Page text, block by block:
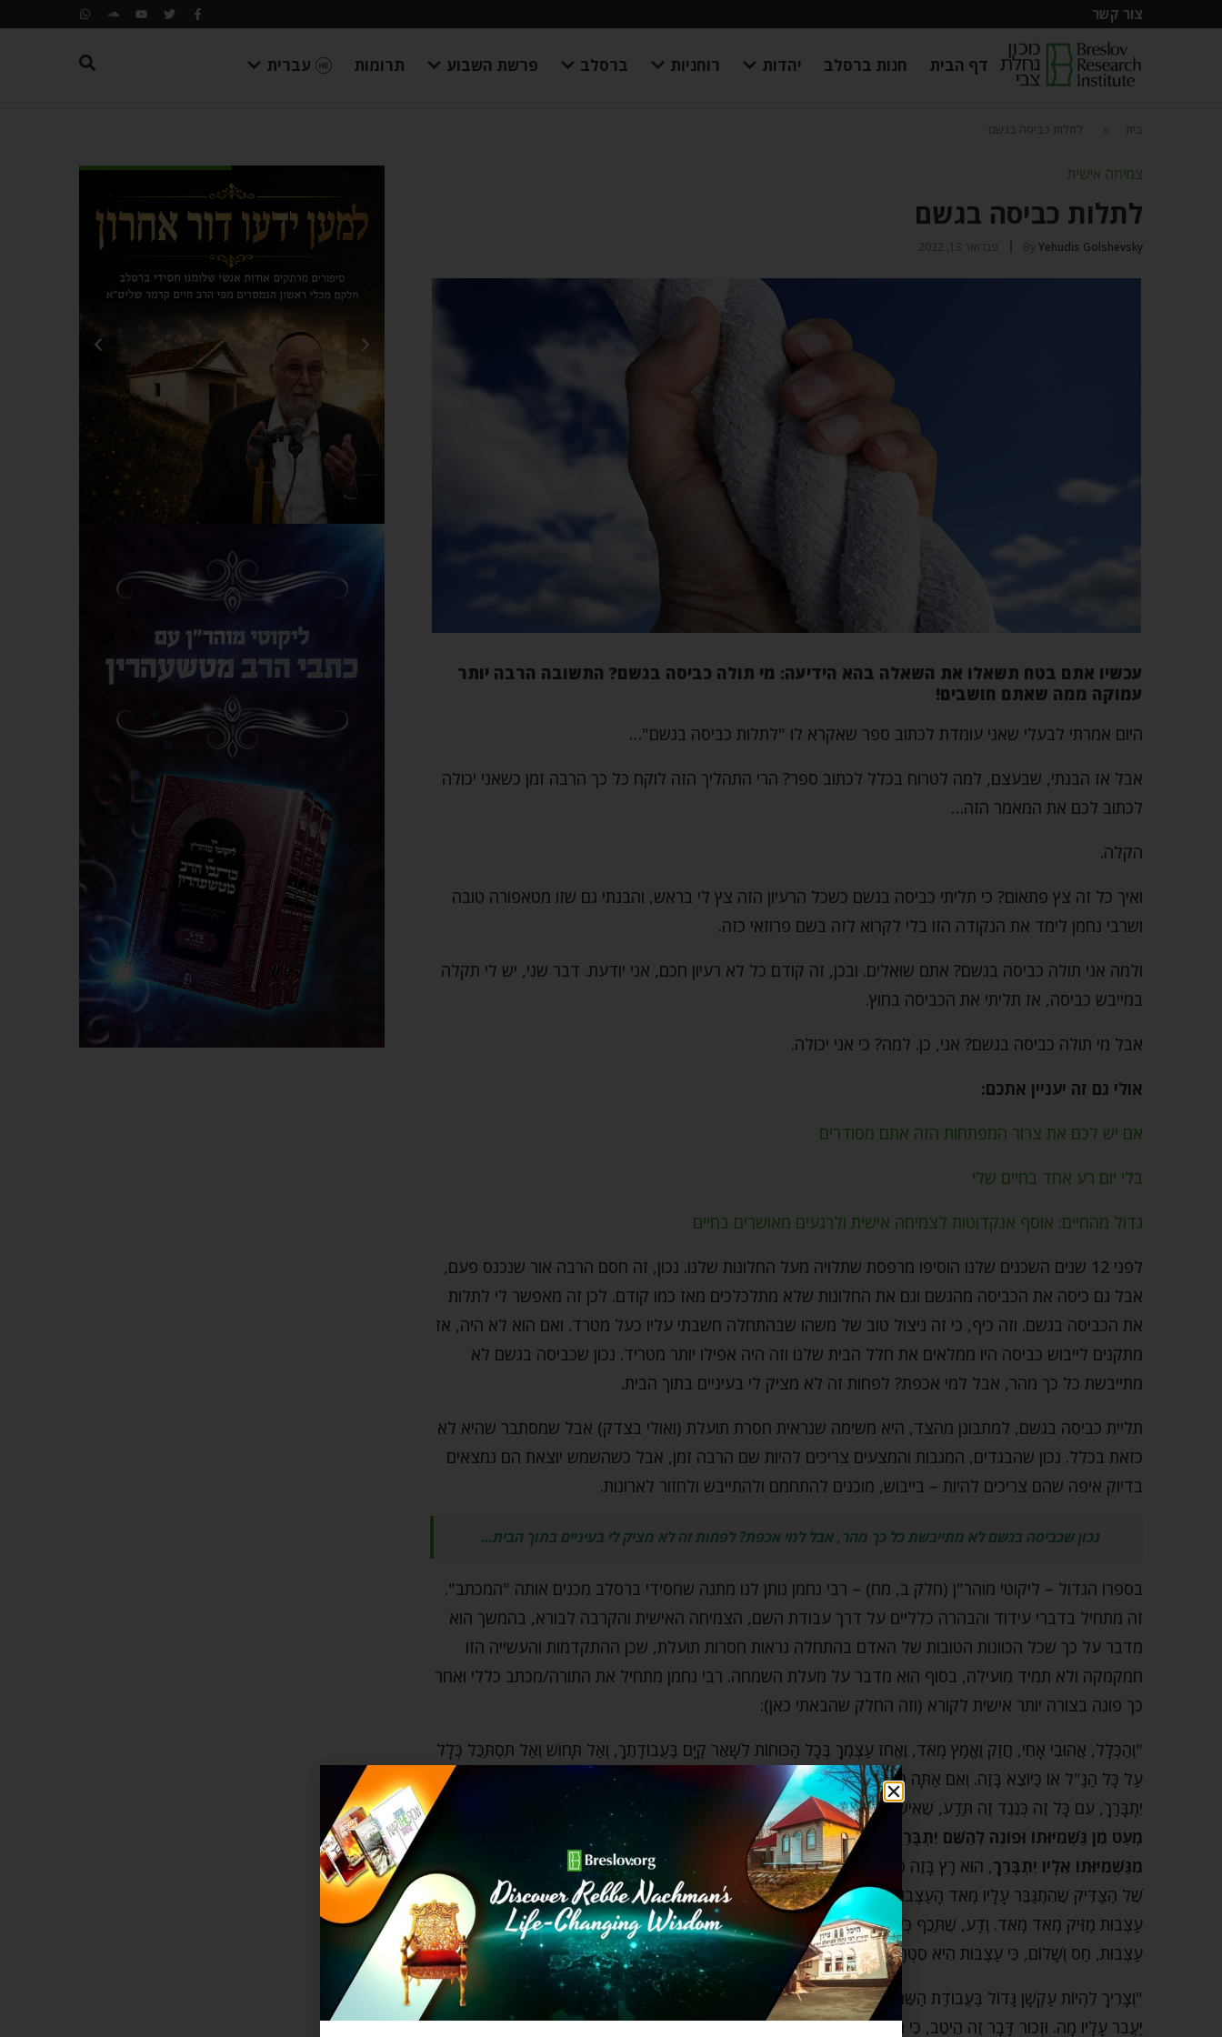
צור קשר
דף הבית חנות ברסלב יהדות רוחניות ברסלב פרשת השבוע תרומות עברית
בית לתלות כביסה בגשם
צמיחה אישית
לתלות כביסה בגשם
By Yehudis Golshevsky פברואר 13, 2022
עכשיו אתם בטח תשאלו את השאלה בהא הידיעה: מי תולה כביסה בגשם? התשובה הרבה יותר
עמוקה ממה שאתם חושבים!
היום אמרתי לבעלי שאני עומדת לכתוב ספר שאקרא לו "לתלות כביסה בגשם"…
אבל אז הבנתי, שבעצם, למה לטרוח בכלל לכתוב ספר? הרי התהליך הזה לוקח כל כך הרבה זמן כשאני יכולה
לכתוב לכם את המאמר הזה…
הקלה.
ואיך כל זה צץ פתאום? כי תליתי כביסה בגשם כשכל הרעיון הזה צץ לי בראש, והבנתי גם שזו מטאפורה טובה
ושרבי נחמן לימד את הנקודה הזו בלי לקרוא לזה בשם פרוזאי כזה.
ולמה אני תולה כביסה בגשם? אתם שואלים. ובכן, זה קודם כל לא רעיון חכם, אני יודעת. דבר שני, יש לי תקלה
במייבש כביסה, אז תליתי את הכביסה בחוץ.
אבל מי תולה כביסה בגשם? אני, כן. למה? כי אני יכולה.
אולי גם זה יעניין אתכם:
אם יש לכם את צרור המפתחות הזה אתם מסודרים
בלי יום רע אחד בחיים שלי
גדול מהחיים: אוסף אנקדוטות לצמיחה אישית ולרגעים מאושרים בחיים
לפני 12 שנים השכנים שלנו הוסיפו מרפסת שתלויה מעל החלונות שלנו. נכון, זה חסם הרבה אור שנכנס פעם,
אבל גם כיסה את הכביסה מהגשם וגם את החלונות שלא מתלכלכים מאז כמו קודם. לכן זה מאפשר לי לתלות
את הכביסה בגשם. וזה כיף, כי זה ניצול טוב של משהו שבהתחלה חשבתי עליו כעל מטרד. ואם הוא לא היה, אז
מתקנים לייבוש כביסה היו ממלאים את חלל הבית שלנו וזה היה אפילו יותר מטריד. נכון שכביסה בגשם לא
מתייבשת כל כך מהר, אבל למי אכפת? לפחות זה לא מציק לי בעיניים בתוך הבית.
תליית כביסה בגשם, למתבונן מהצד, היא משימה שנראית חסרת תועלת (ואולי בצדק) אבל שמסתבר שהיא לא
כזאת בכלל. נכון שהבגדים, המגבות והמצעים צריכים להיות שם הרבה זמן, אבל כשהשמש יוצאת הם נמצאים
בדיוק איפה שהם צריכים להיות – בייבוש, מוכנים להתחמם ולהתייבש ולחזור לארונות.
נכון שכביסה בגשם לא מתייבשת כל כך מהר, אבל למי אכפת? לפחות זה לא מציק לי בעיניים בתוך הבית…
בספרו הגדול – ליקוטי מוהר"ן (חלק ב, מח) – רבי נחמן נותן לנו מתנה שחסידי ברסלב מכנים אותה "המכתב".
זה מתחיל בדברי עידוד והבהרה כלליים על דרך עבודת השם, הצמיחה האישית והקרבה לבורא, בהמשך הוא
מדבר על כך שכל הכוונות הטובות של האדם בהתחלה נראות חסרות תועלת, שכן ההתקדמות והעשייה הזו
חמקמקה ולא תמיד מועילה, בסוף הוא מדבר על מעלת השמחה. רבי נחמן מתחיל את התורה/מכתב כללי ואחר
כך פונה בצורה יותר אישית לקורא (וזה החלק שהבאתי כאן):
"וְהַכְּלָל, אֲהוּבִי אָחִי, חֲזַק וֶאֱמַץ מְאֹד, וֶאֱחֹז עַצְמְךָ בְּכָל הַכֹּוחוֹת לִשָּׁאֵר קַיָּם בַּעֲבוֹדָתֶךָ, וְאַל תָּחוּשׁ וְאַל תִּסְתַּכֵּל כְּלָל
עַל כָּל הַנַּ"ל אוֹ כַּיּוֹצֵא בָּזֶה. וְאִם אַתָּה רָחוֹק מְאֹד מְאֹד מִמֶּנּוּ יִתְבָּרַךְ, וְנִדְמֶה לְךָ, שֶׁאַתָּה פּוֹגֵם בְּכָל שָׁעָה מַמָּשׁ נֶגְדּוֹ
יִתְבָּרַךְ, עִם כָּל זֶה כְּנֶגֶד זֶה תֵּדַע, שֶׁאִישׁ כָּזֶה שֶׁהוּא מְגֻשָּׁם כָּל כָּךְ,
כָּל תְּנוּעָה וּתְנוּעָה שֶׁהוּא מְנַתֵּק עַצְמוֹ מְעַט
מְעַט מִן גַּשְׁמִיּוּתוֹ וּפוֹנֶה לְהַשֵּׁם יִתְבָּרַךְ הִיא גְּדוֹלָה וִיקָרָה מְאֹד מְאֹד, וַאֲפִילּוּ נְקֻדָּה קְטַנָּה מְאֹד, שֶׁהוּא נֶעְתָּק
מִגַּשְׁמִיּוּתוֹ אֵלָיו יִתְבָּרַךְ, הוּא רָץ בָּזֶה כַּמָּה וְכַמָּה אֲלָפִים פַּרְסָאוֹת בְּעוֹלָמוֹת עֶלְיוֹנִים, כַּאֲשֶׁר תָּבִין הֵיטֵב מִן הַמַּעֲשֶׂה
שֶׁל הַצַּדִּיק שֶׁהִתְגַּבֵּר עָלָיו מְאֹד הָעַצְבוּת וְכוּ', כַּמּוּבָא אֶצְלֵנוּ. וְעַל זֶה יִשְׂמַח מְאֹד וִיחַזֵּק עַצְמוֹ בְּשִׂמְחָה תָּמִיד, כִּי
עַצְבוּת מַזִּיק מְאֹד מְאֹד. וְדַע, שֶׁתֵּכֶף כְּשֶׁאָדָם רוֹצֶה לִכְנֹס בַּעֲבוֹדָתוֹ יִתְבָּרַךְ, אֲזַי תֵּכֶף הִיא עֲבֵרָה גְּדוֹלָה כְּשֶׁיֵּשׁ לוֹ
עַצְבוּת, חַס וְשָׁלוֹם, כִּי עַצְבוּת הִיא סִטְרָא אָחָרָא (זוהר נח דף עא), וְהַשֵּׁם יִתְבָּרַךְ שׂוֹנֵא אוֹתָהּ…
"וְצָרִיךְ לִהְיוֹת עַקְשָׁן גָּדוֹל בַּעֲבוֹדַת הַשֵּׁם, לִבְלִי לְהָנִיחַ אֶת מְקוֹמוֹ, דְּהַיְינוּ מְעַט מִקְצָת עֲבוֹדָתוֹ שֶׁהִתְחִיל, אַף אִם
יַעֲבֹר עָלָיו מָה. וּזְכֹור דָּבָר זֶה הֵיטֵב, כִּי תִּצְטָרֵךְ לָזֶה מְאֹד כְּשֶׁתַּתְחִיל קְצָת בַּעֲבוֹדַת הַשֵּׁם, כִּי צָרִיךְ עַקְשָׁנוּת גָּדוֹל